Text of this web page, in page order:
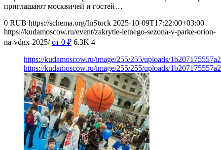
приглашают москвичей и гостей…
0 RUB https://schema.org/InStock 2025-10-09T17:22:00+03:00
https://kudamoscow.ru/event/zakrytie-letnego-sezona-v-parke-orion-
na-vdnx-2025/ от 0 ₽ 6.3K 4
https://kudamoscow.ru/image/255/255/uploads/
https://kudamoscow.ru/image/255/255/uploads/